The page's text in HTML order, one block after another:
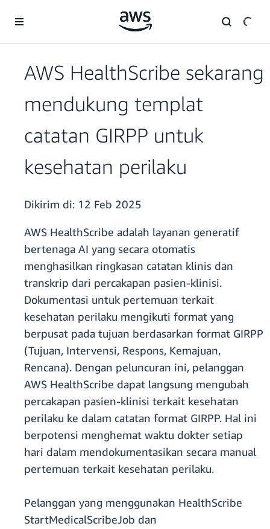
AWS HealthScribe sekarang
mendukung templat
catatan GIRPP untuk
kesehatan perilaku
Dikirim di: 12 Feb 2025
AWS HealthScribe adalah layanan generatif
bertenaga AI yang secara otomatis
menghasilkan ringkasan catatan klinis dan
transkrip dari percakapan pasien-klinisi.
Dokumentasi untuk pertemuan terkait
kesehatan perilaku mengikuti format yang
berpusat pada tujuan berdasarkan format GIRPP
(Tujuan, Intervensi, Respons, Kemajuan,
Rencana). Dengan peluncuran ini, pelanggan
AWS HealthScribe dapat langsung mengubah
percakapan pasien-klinisi terkait kesehatan
perilaku ke dalam catatan format GIRPP. Hal ini
berpotensi menghemat waktu dokter setiap
hari dalam mendokumentasikan secara manual
pertemuan terkait kesehatan perilaku.
Pelanggan yang menggunakan HealthScribe
StartMedicalScribeJob dan